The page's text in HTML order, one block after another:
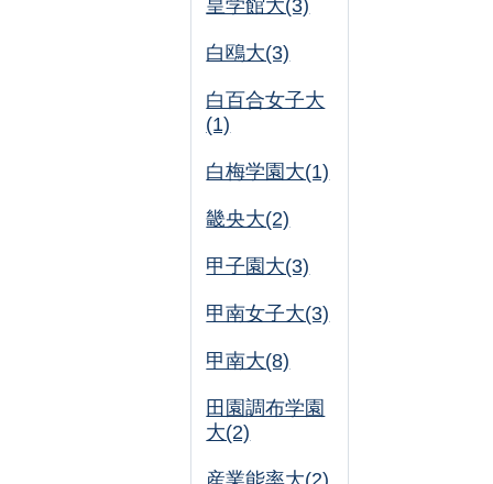
皇学館大(3)
白鴎大(3)
白百合女子大
(1)
白梅学園大(1)
畿央大(2)
甲子園大(3)
甲南女子大(3)
甲南大(8)
田園調布学園
大(2)
産業能率大(2)